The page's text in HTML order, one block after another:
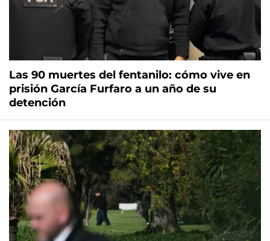
Las 90 muertes del fentanilo: cómo vive en
prisión García Furfaro a un año de su
detención